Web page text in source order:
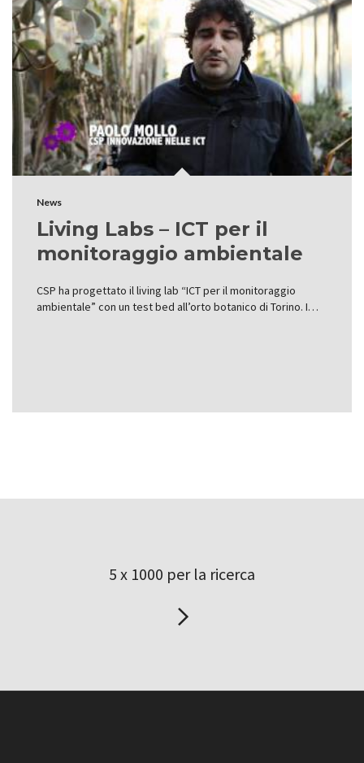
News
Living Labs – ICT per il
monitoraggio ambientale
CSP ha progettato il living lab “ICT per il monitoraggio
ambientale” con un test bed all’orto botanico di Torino. I…
5 x 1000 per la ricerca